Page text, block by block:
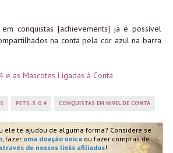
conquistas [achievements] já é possível
na conta pela cor azul na barra
e as Mascotes Ligadas à Conta
PETS. 5.0.4 CONQUISTAS EM NIVEL DE CONTA
ele te ajudou de alguma forma? Considere se
, fazer uma doação única ou fazer compras de
de nossos links afiliados!